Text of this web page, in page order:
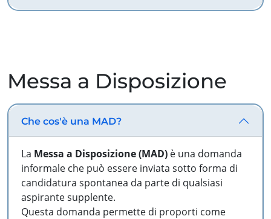
Messa a Disposizione
Che cos'è una MAD?
La Messa a Disposizione (MAD) è una domanda
informale che può essere inviata sotto forma di
candidatura spontanea da parte di qualsiasi
aspirante supplente.
Questa domanda permette di proporti come